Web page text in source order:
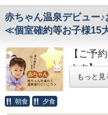
菊花の
最大10
お客様
１回（
満枠の
御食事
留 椀
香 物
水菓子
※仕入の
わる場
赤ちゃん温泉デビュー
≪個室確約等お子様15
【ご予
ます】
赤ちゃ
もっと見
朝食 夕食